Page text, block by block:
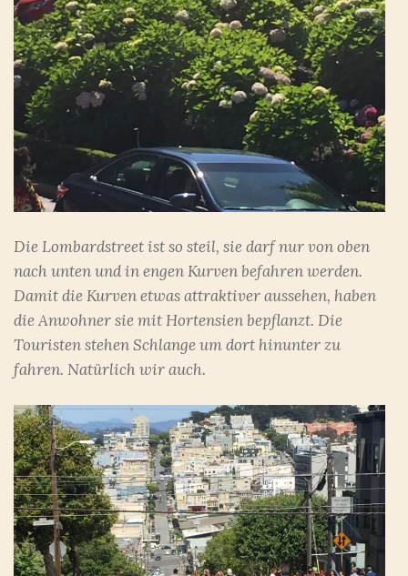
Die Lombardstreet ist so steil, sie darf nur von oben
nach unten und in engen Kurven befahren werden.
Damit die Kurven etwas attraktiver aussehen, haben
die Anwohner sie mit Hortensien bepflanzt. Die
Touristen stehen Schlange um dort hinunter zu
fahren. Natürlich wir auch.